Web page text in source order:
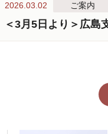
2026.03.02 ご案内